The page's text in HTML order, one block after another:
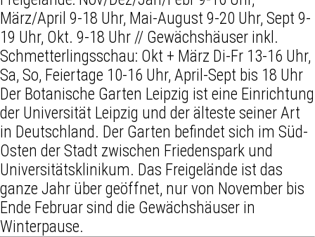
März/April 9-18 Uhr, Mai-August 9-20 Uhr, Sept 9-
19 Uhr, Okt. 9-18 Uhr // Gewächshäuser inkl.
Schmetterlingsschau: Okt + März Di-Fr 13-16 Uhr,
Sa, So, Feiertage 10-16 Uhr, April-Sept bis 18 Uhr
Der Botanische Garten Leipzig ist eine Einrichtung
der Universität Leipzig und der älteste seiner Art
in Deutschland. Der Garten befindet sich im Süd-
Osten der Stadt zwischen Friedenspark und
Universitätsklinikum. Das Freigelände ist das
ganze Jahr über geöffnet, nur von November bis
Ende Februar sind die Gewächshäuser in
Winterpause.